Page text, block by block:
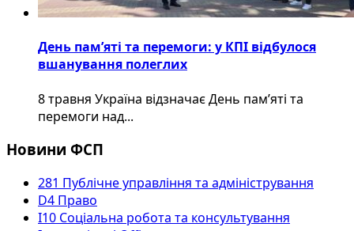
День пам’яті та перемоги: у КПІ відбулося
вшанування полеглих
8 травня Україна відзначає День пам’яті та
перемоги над...
Новини ФСП
281 Публічне управління та адміністрування
D4 Право
I10 Соціальна робота та консультування